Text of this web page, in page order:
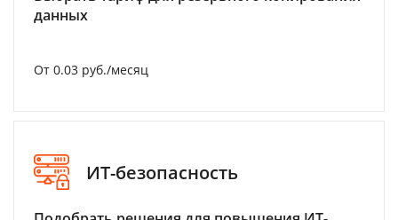
данных
От 0.03 руб./месяц
ИТ-безопасность